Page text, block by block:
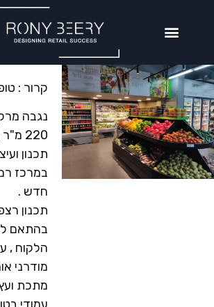
קרור :
נגבה
220 מ"ר , רמת גן.
תכנון
במרכז
חדש .
תכנון
בהתאם
הלקוח ,
מודרני
מתכת ועץ